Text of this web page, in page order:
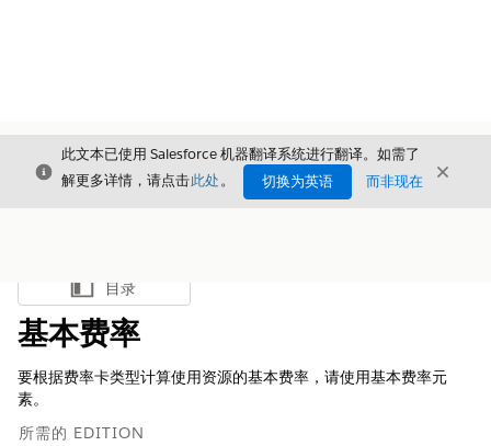
关闭
此文本已使用 Salesforce 机器翻译系统进行翻译。如需了
解更多详情，请点击此处。 切换为英语 而非现在 关闭
显示目录
目录
基本费率
要根据费率卡类型计算使用资源的基本费率，请使用基本费率元
素。
所需的 EDITION